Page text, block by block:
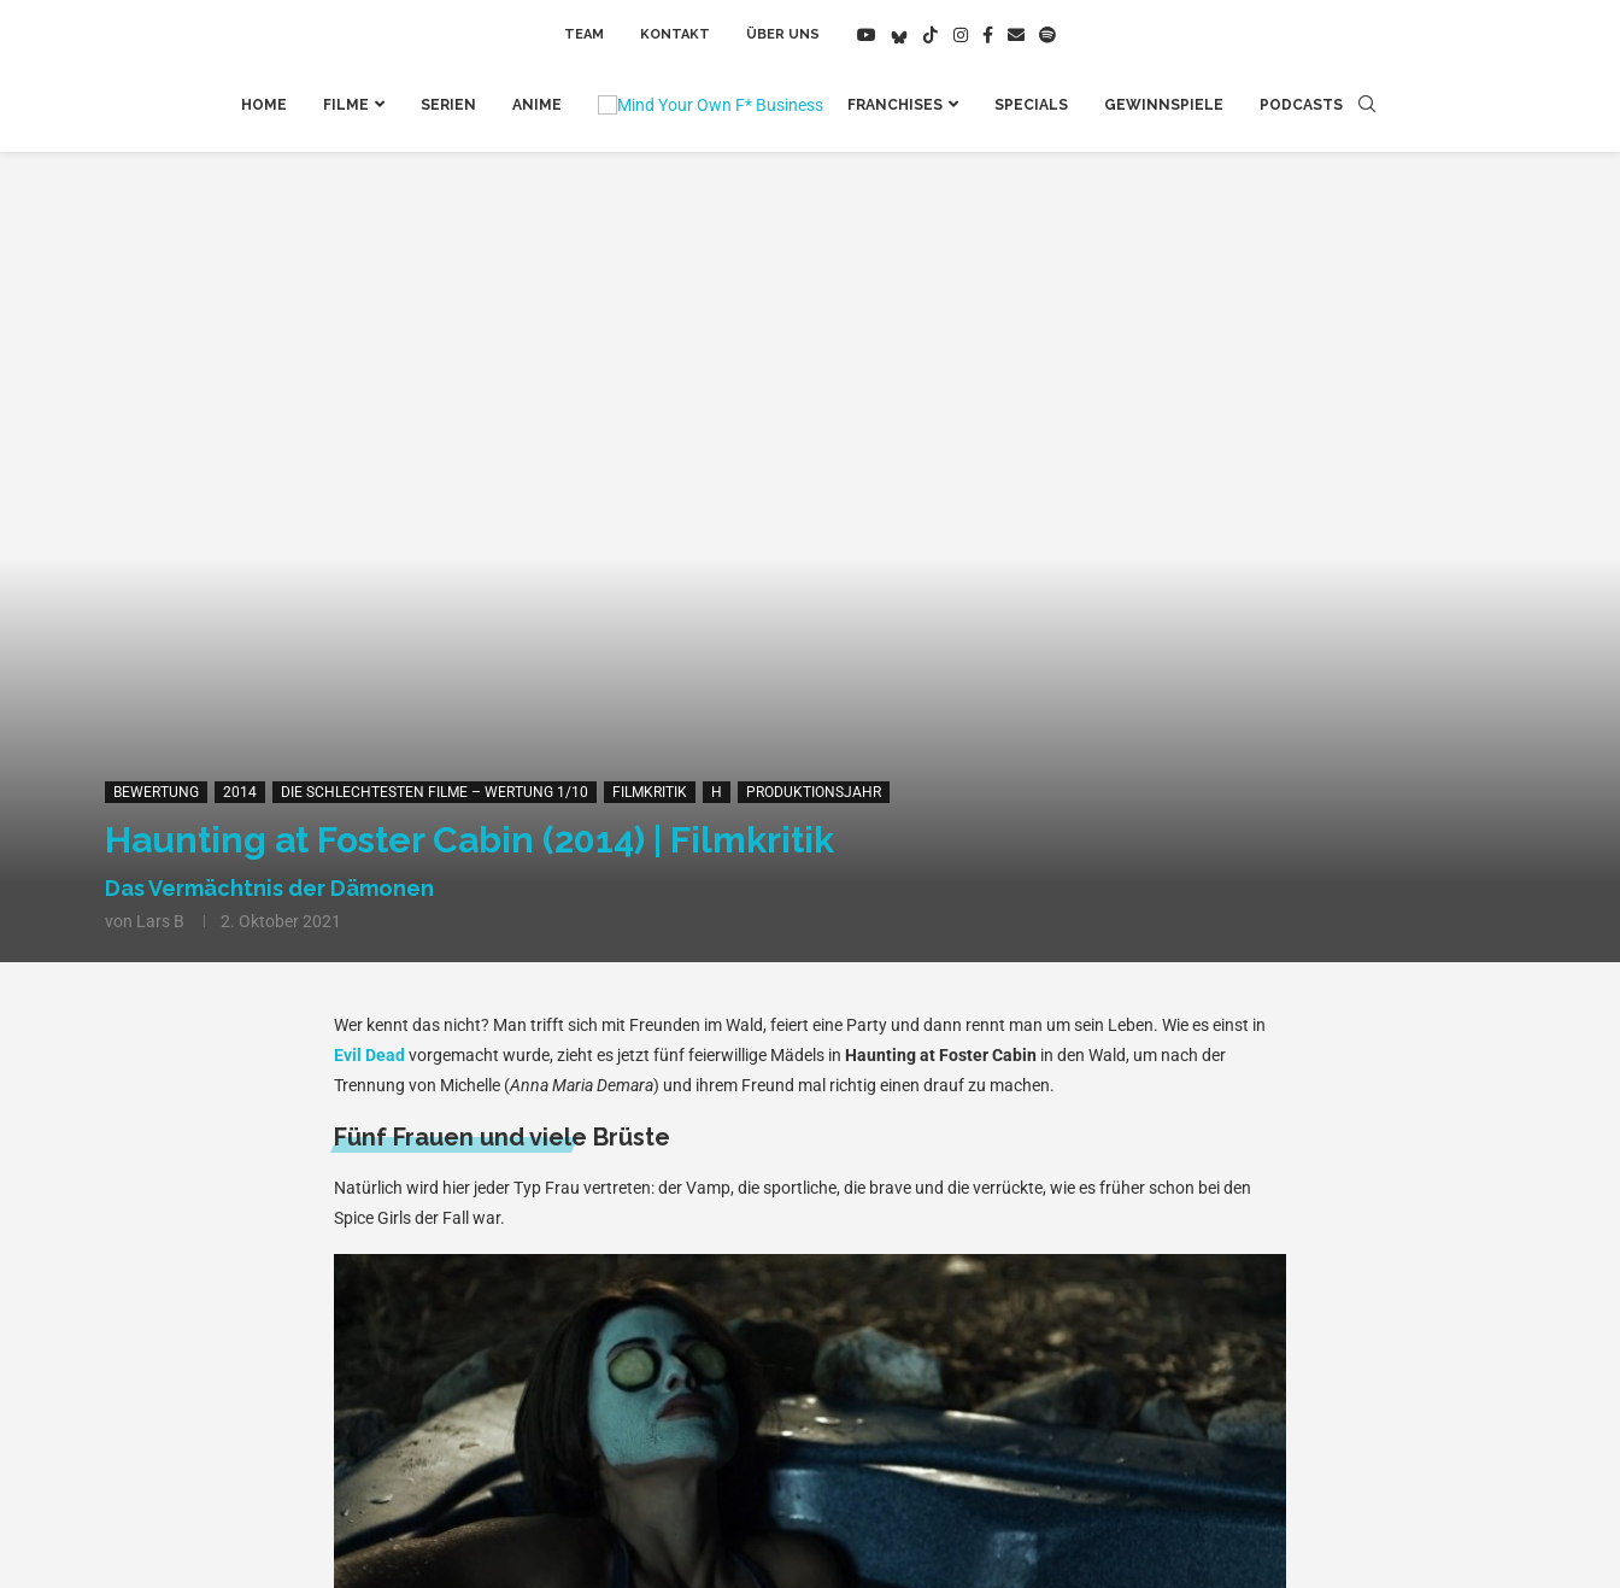
TEAM KONTAKT ÜBER UNS
HOME FILME SERIEN ANIME FRANCHISES SPECIALS GEWINNSPIELE PODCASTS
BEWERTUNG 2014 DIE SCHLECHTESTEN FILME – WERTUNG 1/10 FILMKRITIK H PRODUKTIONSJAHR
Haunting at Foster Cabin (2014) | Filmkritik
Das Vermächtnis der Dämonen
von Lars B 2. Oktober 2021
Wer kennt das nicht? Man trifft sich mit Freunden im Wald, feiert eine Party und dann rennt man um sein Leben. Wie es einst in
Evil Dead vorgemacht wurde, zieht es jetzt fünf feierwillige Mädels in Haunting at Foster Cabin in den Wald, um nach der
Trennung von Michelle (Anna Maria Demara) und ihrem Freund mal richtig einen drauf zu machen.
Fünf Frauen und viele Brüste
Natürlich wird hier jeder Typ Frau vertreten: der Vamp, die sportliche, die brave und die verrückte, wie es früher schon bei den
Spice Girls der Fall war.